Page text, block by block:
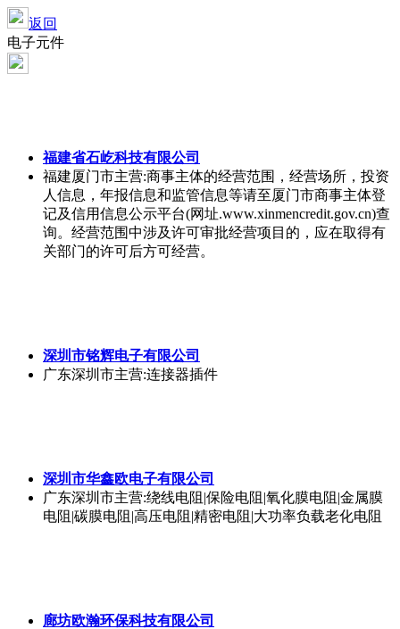
返回
电子元件
福建省石屹科技有限公司
福建厦门市主营:商事主体的经营范围，经营场所，投资
人信息，年报信息和监管信息等请至厦门市商事主体登
记及信用信息公示平台(网址.www.xinmencredit.gov.cn)查
询。经营范围中涉及许可审批经营项目的，应在取得有
关部门的许可后方可经营。
深圳市铭辉电子有限公司
广东深圳市主营:连接器插件
深圳市华鑫欧电子有限公司
广东深圳市主营:绕线电阻|保险电阻|氧化膜电阻|金属膜
电阻|碳膜电阻|高压电阻|精密电阻|大功率负载老化电阻
廊坊欧瀚环保科技有限公司